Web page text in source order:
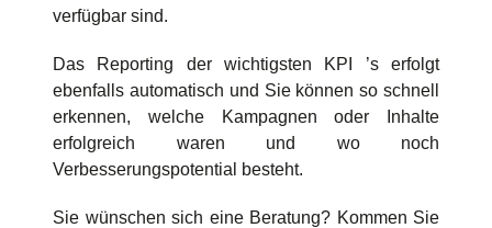
verfügbar sind.
Das Reporting der wichtigsten KPI ’s erfolgt
ebenfalls automatisch und Sie können so schnell
erkennen, welche Kampagnen oder Inhalte
erfolgreich waren und wo noch
Verbesserungspotential besteht.
Sie wünschen sich eine Beratung? Kommen Sie